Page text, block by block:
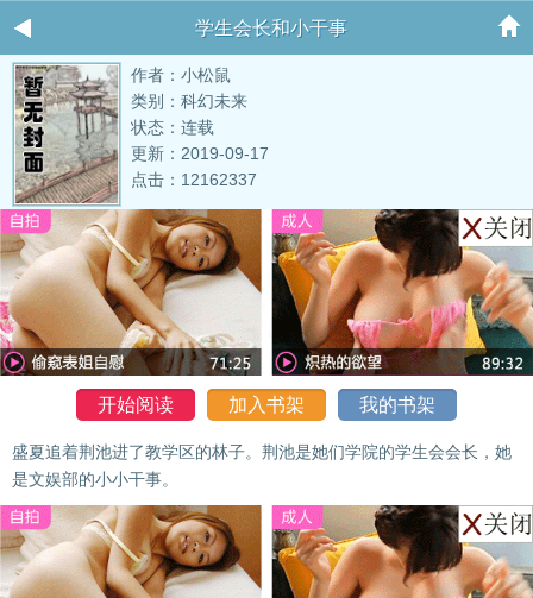
学生会长和小干事
作者：小松鼠
类别：科幻未来
状态：连载
更新：2019-09-17
点击：12162337
开始阅读 加入书架 我的书架
盛夏追着荆池进了教学区的林子。荆池是她们学院的学生会会长，她
是文娱部的小小干事。